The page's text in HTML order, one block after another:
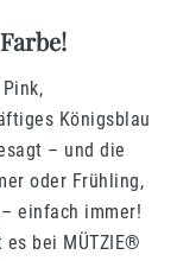
Königsblau
– und die
oder Frühling,
einfach immer!
bei MÜTZIE®